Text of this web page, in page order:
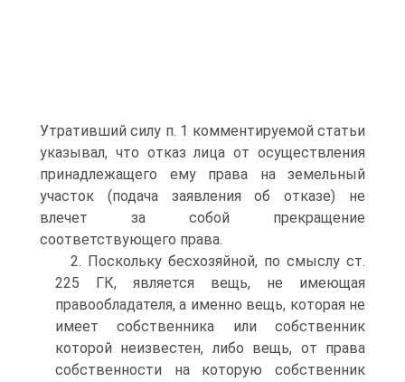
Утративший силу п. 1 комментируемой статьи
указывал, что отказ лица от осуществления
принадлежащего ему права на земельный
участок (подача заявления об отказе) не
влечет за собой прекращение
соответствующего права.
2. Поскольку бесхозяйной, по смыслу ст.
225 ГК, является вещь, не имеющая
правообладателя, а именно вещь, которая не
имеет собственника или собственник
которой неизвестен, либо вещь, от права
собственности на которую собственник